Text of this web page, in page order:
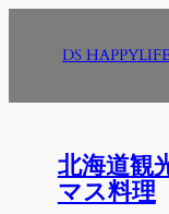
ス
DS
北海道観
マス料理